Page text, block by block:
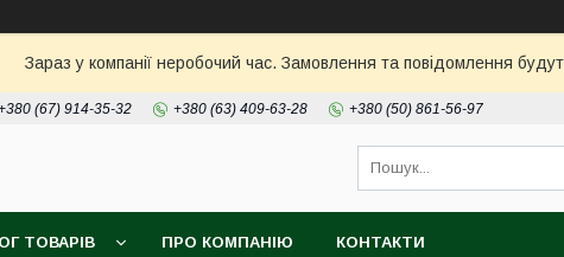
Зараз у компанії неробочий час. Замовлення та повідомлення
(67) 914-35-32 +380 (63) 409-63-28 +380 (50) 861-56-97
ТОВАРІВ ПРО КОМПАНІЮ КОНТАКТИ